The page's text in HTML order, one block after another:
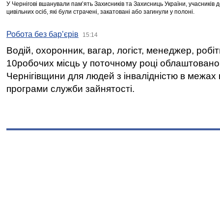
У Чернігові вшанували пам’ять Захисників та Захисниць України,
цивільних осіб, які були страчені, закатовані або загинули у полоні.
Робота без бар’єрів 15:14
Водій, охоронник, вагар, логіст, менеджер,
10робочих місць у поточному році
Чернігівщини для людей з інвалідністю в межах
програми служби зайнятості.